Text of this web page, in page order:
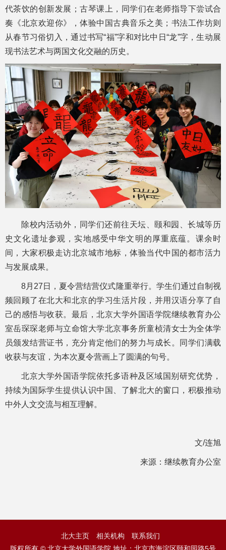
代茶饮的创新发展；古琴课上，同学们在老师指导下尝试合
奏《北京欢迎你》，体验中国古典音乐之美；书法工作坊则
从春节习俗切入，通过书写“福”字和对比中日“龙”字，生动展
现书法艺术与两国文化交融的历史。
除校内活动外，同学们还前往天坛、颐和园、长城等历
史文化遗址参观，实地感受中华文明的厚重底蕴。课余时
间，大家积极走访北京城市地标，体验当代中国的都市活力
与发展成果。
8月27日，夏令营结营仪式隆重举行。学生们通过自制视
频回顾了在北大和北京的学习生活片段，并用汉语分享了自
己的感悟与收获。最后，北京大学外国语学院继续教育办公
室岳琛琛老师与立命馆大学北京事务所童桢清女士为全体学
员颁发结营证书，充分肯定他们的努力与成长。同学们满载
收获与友谊，为本次夏令营画上了圆满的句号。
北京大学外国语学院依托多语种及区域国别研究优势，
持续为国际学生提供认识中国、了解北大的窗口，积极推动
中外人文交流与相互理解。
文/连旭
来源：继续教育办公室
北大主页 相关机构
联系我们
版权所有 © 北京大学外国语学院 地址：北京市海淀区颐和园路5号